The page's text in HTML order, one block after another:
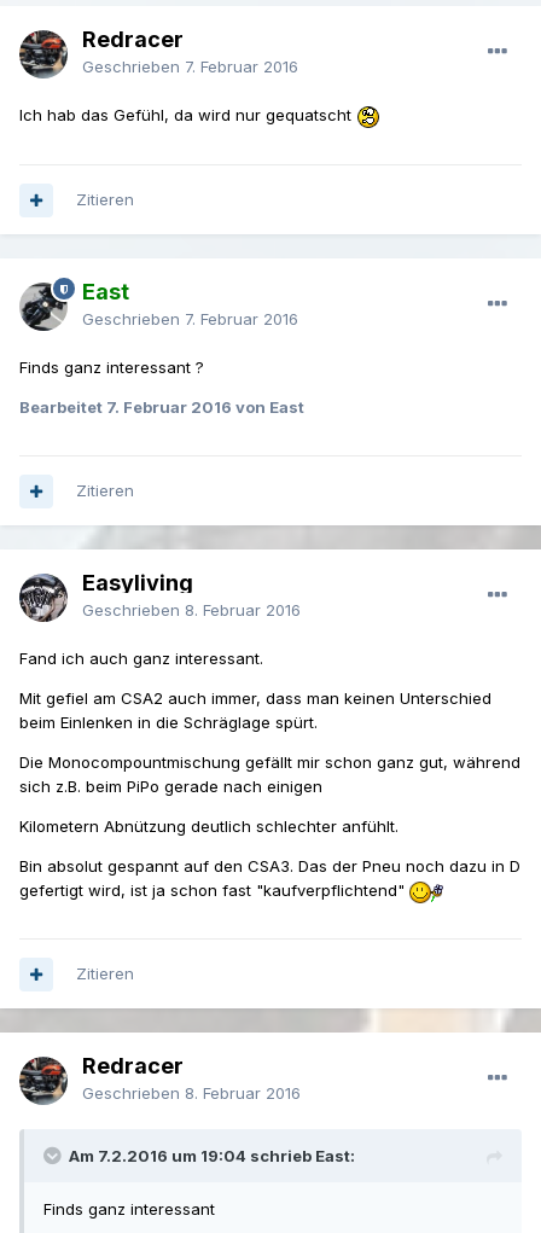
Redracer
Geschrieben 7. Februar 2016
Ich hab das Gefühl, da wird nur gequatscht
Zitieren
East
Geschrieben 7. Februar 2016
Finds ganz interessant ?
Bearbeitet 7. Februar 2016 von East
Zitieren
Easyliving
Geschrieben 8. Februar 2016
Fand ich auch ganz interessant.
Mit gefiel am CSA2 auch immer, dass man keinen Unterschied
beim Einlenken in die Schräglage spürt.
Die Monocompountmischung gefällt mir schon ganz gut, während
sich z.B. beim PiPo gerade nach einigen
Kilometern Abnützung deutlich schlechter anfühlt.
Bin absolut gespannt auf den CSA3. Das der Pneu noch dazu in D
gefertigt wird, ist ja schon fast "kaufverpflichtend"
Zitieren
Redracer
Geschrieben 8. Februar 2016
Am 7.2.2016 um 19:04 schrieb East:
Finds ganz interessant